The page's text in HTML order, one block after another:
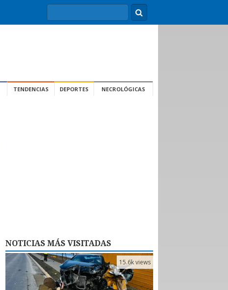
TENDENCIAS DEPORTES NECROLÓGICAS
NOTICIAS MÁS VISITADAS
15.6k views